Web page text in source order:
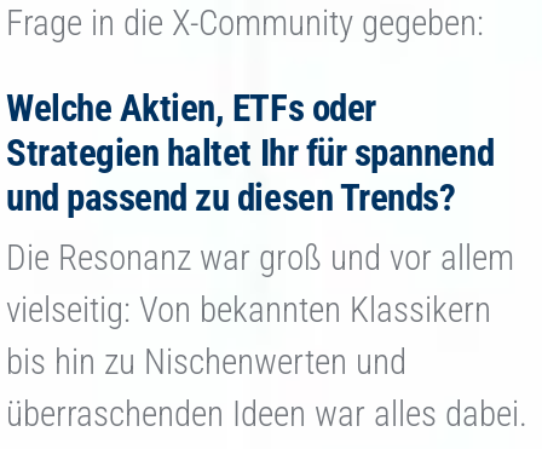
Frage in die X-Community gegeben:
Welche Aktien, ETFs oder
Strategien haltet Ihr für spannend
und passend zu diesen Trends?
Die Resonanz war groß und vor allem
vielseitig: Von bekannten Klassikern
bis hin zu Nischenwerten und
überraschenden Ideen war alles dabei.